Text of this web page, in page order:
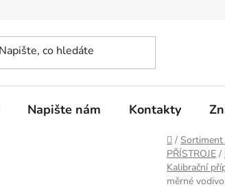
Napište nám Kontakty
Domů
/ Sortiment
PŘÍSTROJE /
Kalibrační
měrné